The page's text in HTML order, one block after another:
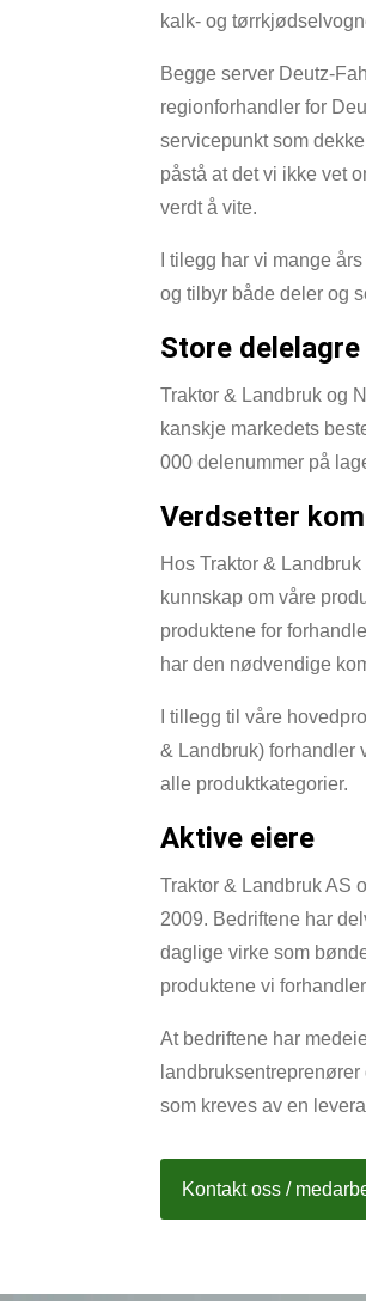
kalk- og
Begge server Deutz-
regionforhandler for
servicepunkt som
påstå at det vi ikke vet
verdt å vite.
I tilegg har vi mange
og tilbyr både deler og
Store delelagre
Traktor & Landbruk og
kanskje markedets
000 delenummer på
Verdsetter
Hos Traktor &
kunnskap om våre
produktene for
har den nødvendige
I tillegg til våre
& Landbruk) forhandler
alle produktkategorier.
Aktive eiere
Traktor & Landbruk AS
2009. Bedriftene har
daglige virke som
produktene vi
At bedriftene har
som kreves av en
Kontakt oss /